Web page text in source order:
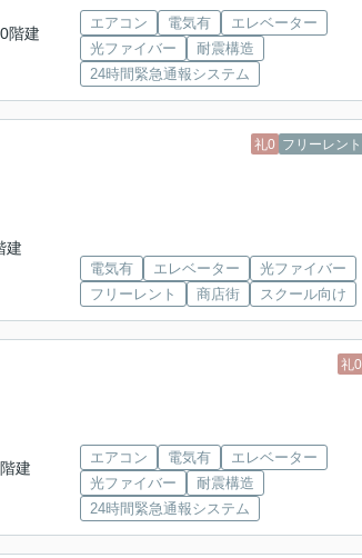
階建
エアコン 電気有
エレベーター
光ファイバー
耐震構造
24時間緊急通報システム
礼0 フリーレント
建
電気有 エレベーター
光ファイバー
フリーレント
商店街 スクール向け
礼0
建
エアコン 電気有
エレベーター
光ファイバー
耐震構造
24時間緊急通報システム